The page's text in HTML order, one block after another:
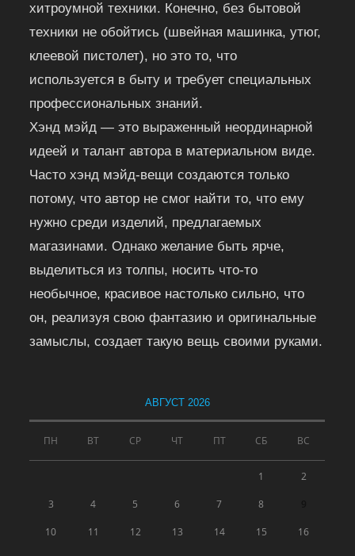
хитроумной техники. Конечно, без бытовой
техники не обойтись (швейная машинка, утюг,
клеевой пистолет), но это то, что
используется в быту и требует специальных
профессиональных знаний.
Хэнд мэйд — это выраженный неординарной
идеей и талант автора в материальном виде.
Часто хэнд мэйд-вещи создаются только
потому, что автор не смог найти то, что ему
нужно среди изделий, предлагаемых
магазинами. Однако желание быть ярче,
выделиться из толпы, носить что-то
необычное, красивое настолько сильно, что
он, реализуя свою фантазию и оригинальные
замыслы, создает такую вещь своими руками.
АВГУСТ 2026
ПН ВТ СР ЧТ ПТ СБ ВС
1 2
3 4 5 6 7 8
10 11 12 13 14 15 16